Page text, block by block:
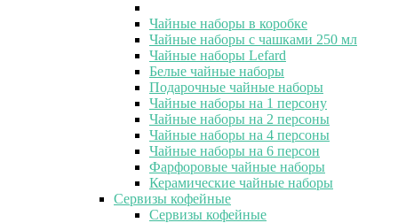
Чайные наборы в коробке
Чайные наборы с чашками 250 мл
Чайные наборы Lefard
Белые чайные наборы
Подарочные чайные наборы
Чайные наборы на 1 персону
Чайные наборы на 2 персоны
Чайные наборы на 4 персоны
Чайные наборы на 6 персон
Фарфоровые чайные наборы
Керамические чайные наборы
Сервизы кофейные
Сервизы кофейные